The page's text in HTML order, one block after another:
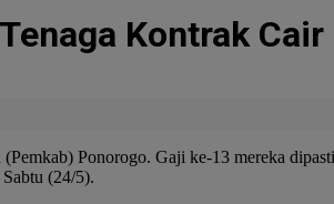
Kontrak
Ponorogo. Gaji ke-13 mereka
(24/5).